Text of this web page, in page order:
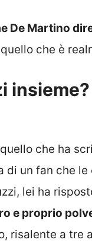
De Martino
che è
che ha
di un fan che
lei ha
e proprio
risalente a tre